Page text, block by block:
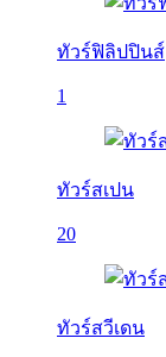
ทัวร์ฟิลิปปินส์
1
ทัวร์สเปน
20
ทัวร์สวีเดน